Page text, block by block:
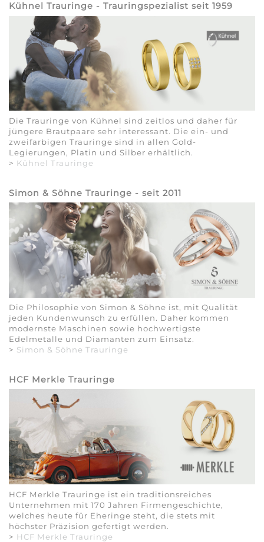
Kühnel Trauringe - Trauringspezialist seit 1959
Die Trauringe von Kühnel sind zeitlos und daher für
jüngere Brautpaare sehr interessant. Die ein- und
zweifarbigen Trauringe sind in allen Gold-
Legierungen, Platin und Silber erhältlich.
> Kühnel Trauringe
Simon & Söhne Trauringe - seit 2011
Die Philosophie von Simon & Söhne ist, mit Qualität
jeden Kundenwunsch zu erfüllen. Daher kommen
modernste Maschinen sowie hochwertigste
Edelmetalle und Diamanten zum Einsatz.
> Simon & Söhne Trauringe
HCF Merkle Trauringe
HCF Merkle Trauringe ist ein traditionsreiches
Unternehmen mit 170 Jahren Firmengeschichte,
welches heute für Eheringe steht, die stets mit
höchster Präzision gefertigt werden.
> HCF Merkle Trauringe